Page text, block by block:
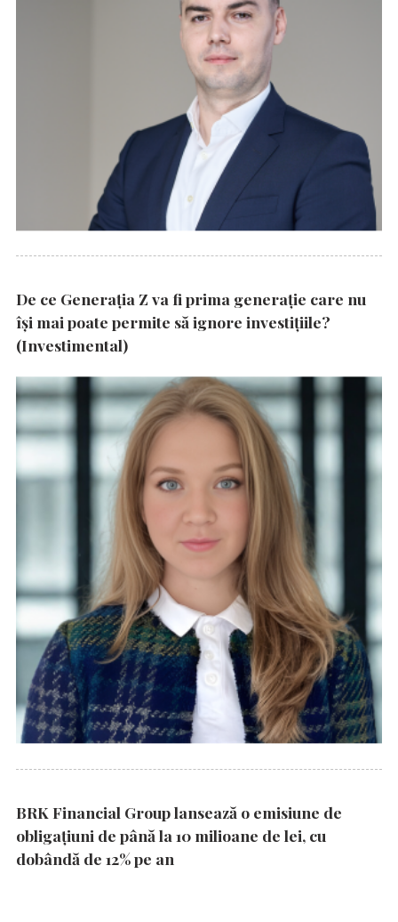
De ce Generația Z va fi prima generație care nu
își mai poate permite să ignore investițiile?
(Investimental)
BRK Financial Group lansează o emisiune de
obligațiuni de până la 10 milioane de lei, cu
dobândă de 12% pe an